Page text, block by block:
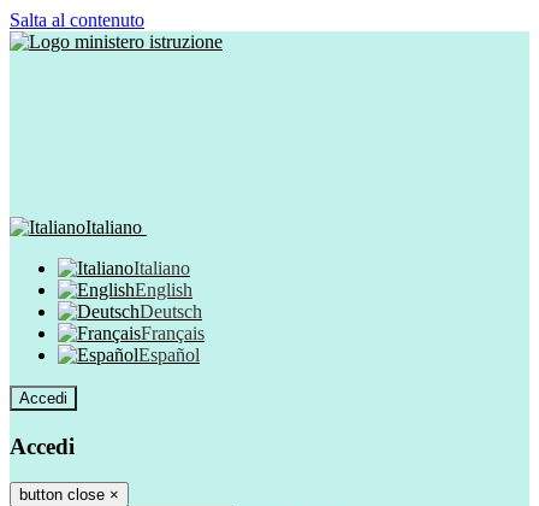
Salta al contenuto
Italiano
Italiano
English
Deutsch
Français
Español
Accedi
Accedi
button close ×